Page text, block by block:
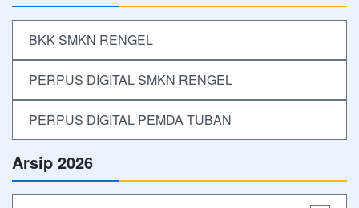
BKK SMKN RENGEL
PERPUS DIGITAL SMKN RENGEL
PERPUS DIGITAL PEMDA TUBAN
Arsip 2026